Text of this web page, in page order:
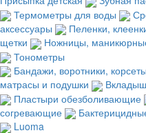
Термометры для воды
аксессуары
Пеленки,
щетки
Ножницы,
Тонометры
Бандажи, воротники,
матрасы и подушки
Пластыри обезболивающие
согревающие
Luoma